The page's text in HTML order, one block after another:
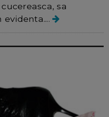
sa
evidenta....